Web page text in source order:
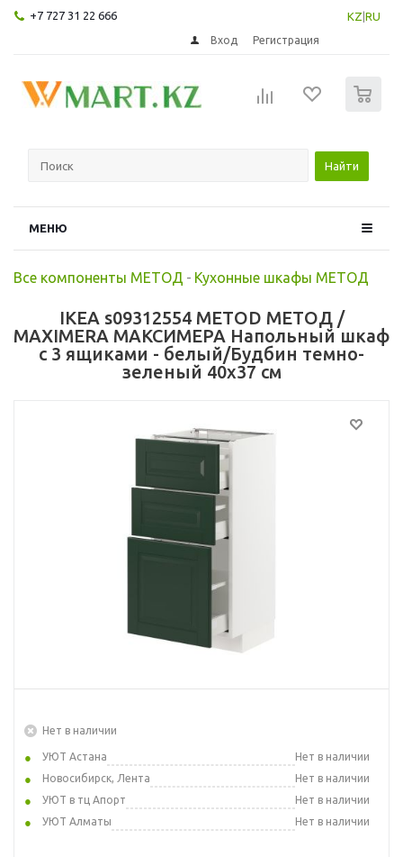
+7 727 31 22 666 KZ RU
Вход Регистрация
Найти
МЕНЮ
Все компоненты МЕТОД - Кухонные шкафы МЕТОД
IKEA s09312554 METOD МЕТОД /
MAXIMERA МАКСИМЕРА Напольный шкаф
с 3 ящиками - белый/Будбин темно-
зеленый 40x37 см
Нет в наличии
УЮТ Астана
Нет в наличии
Новосибирск, Лента
Нет в наличии
УЮТ в тц Апорт
Нет в наличии
УЮТ Алматы
Нет в наличии